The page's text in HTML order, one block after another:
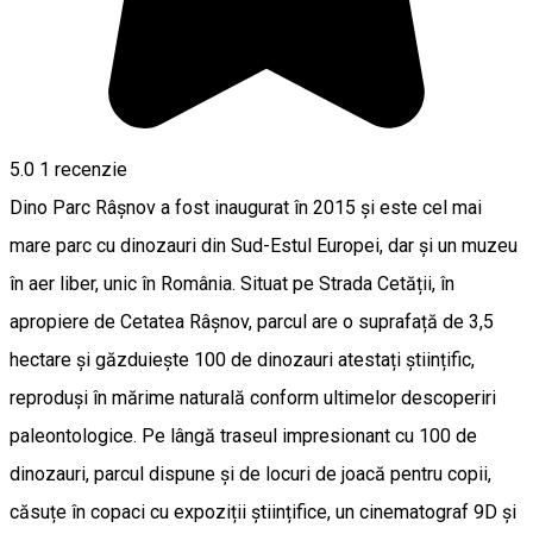
5.0 1 recenzie
Dino Parc Râșnov a fost inaugurat în 2015 și este cel mai
mare parc cu dinozauri din Sud-Estul Europei, dar și un muzeu
în aer liber, unic în România. Situat pe Strada Cetății, în
apropiere de Cetatea Râșnov, parcul are o suprafață de 3,5
hectare și găzduiește 100 de dinozauri atestați științific,
reproduși în mărime naturală conform ultimelor descoperiri
paleontologice. Pe lângă traseul impresionant cu 100 de
dinozauri, parcul dispune și de locuri de joacă pentru copii,
căsuțe în copaci cu expoziții științifice, un cinematograf 9D și